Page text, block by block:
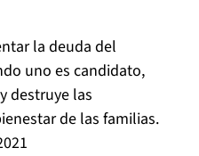
la deuda del
uno es candidato,
destruye las
de las familias.